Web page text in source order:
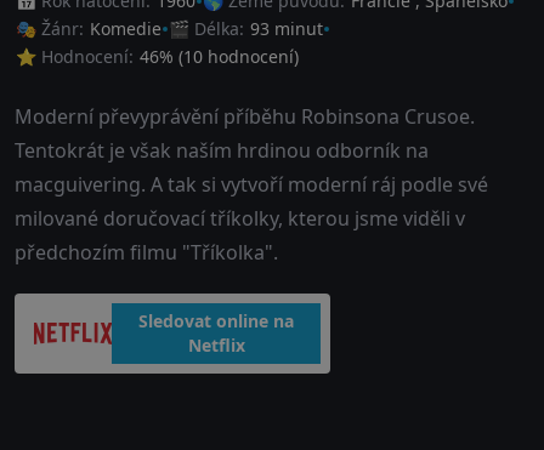
🎭 Žánr: Komedie 🎬 Délka: 93 minut
⭐ Hodnocení: 46% (10 hodnocení)
Moderní převyprávění příběhu Robinsona Crusoe.
Tentokrát je však naším hrdinou odborník na
macguivering. A tak si vytvoří moderní ráj podle své
milované doručovací tříkolky, kterou jsme viděli v
předchozím filmu "Tříkolka".
Sledovat online na
Netflix